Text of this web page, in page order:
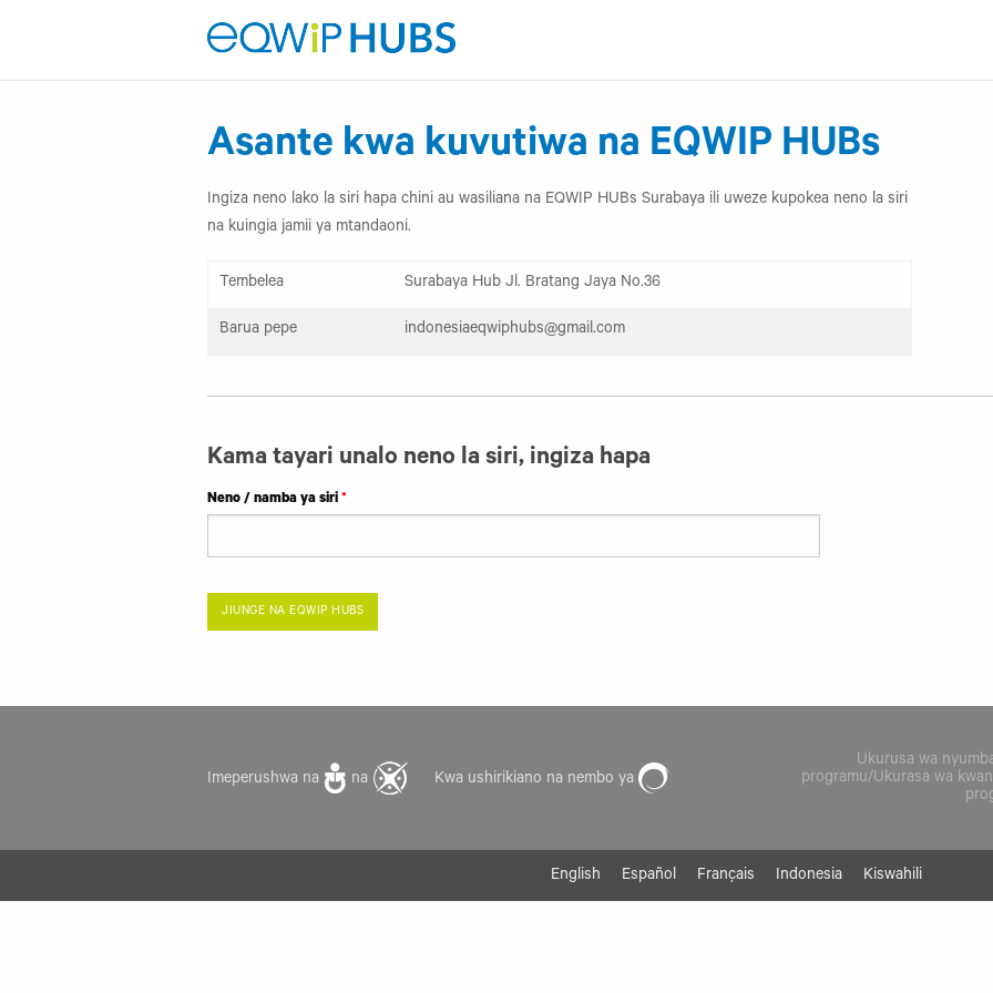
Asante kwa kuvutiwa na EQWIP HUBs
Ingiza neno lako la siri hapa chini au wasiliana na EQWIP HUBs Surabaya ili uweze kupokea neno la siri
na kuingia jamii ya mtandaoni.
Tembelea Surabaya Hub Jl. Bratang Jaya No.36
Barua pepe indonesiaeqwiphubs@gmail.com
Kama tayari unalo neno la siri, ingiza hapa
Neno / namba ya siri
JIUNGE NA EQWIP HUBS
Imeperushwa na na Kwa ushirikiano na nembo ya
Ukurusa wa
programu/Ukurasa wa
English Español Français Indonesia Kiswahili